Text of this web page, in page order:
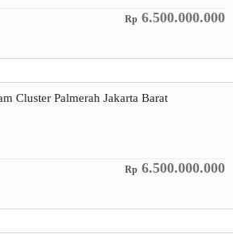
Rp 6.500.000.000
Cluster Palmerah Jakarta Barat
Rp 6.500.000.000